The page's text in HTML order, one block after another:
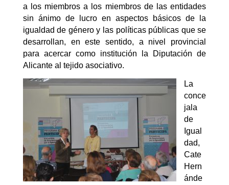
a los miembros a los miembros de las entidades
sin ánimo de lucro en aspectos básicos de la
igualdad de género y las políticas públicas que se
desarrollan, en este sentido, a nivel provincial
para acercar como institución la Diputación de
Alicante al tejido asociativo.
La
conce
jala
de
Igual
dad,
Cate
Hern
ánde